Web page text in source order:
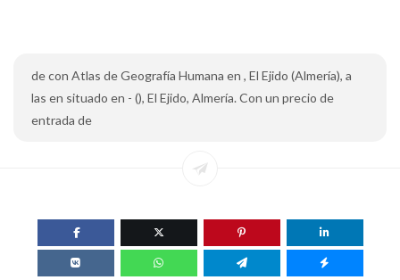
de con Atlas de Geografía Humana en , El Ejido (Almería), a
las en situado en - (), El Ejido, Almería. Con un precio de
entrada de